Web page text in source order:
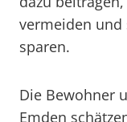
vermeiden und
sparen.
Die Bewohner
Emden